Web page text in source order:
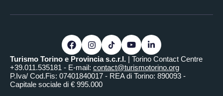
Turismo Torino e Provincia s.c.r.l. | Torino Contact Centre
+39.011.535181 - E-mail: contact@turismotorino.org
P.Iva/ Cod.Fis: 07401840017 - REA di Torino: 890093 -
Capitale sociale di € 995.000